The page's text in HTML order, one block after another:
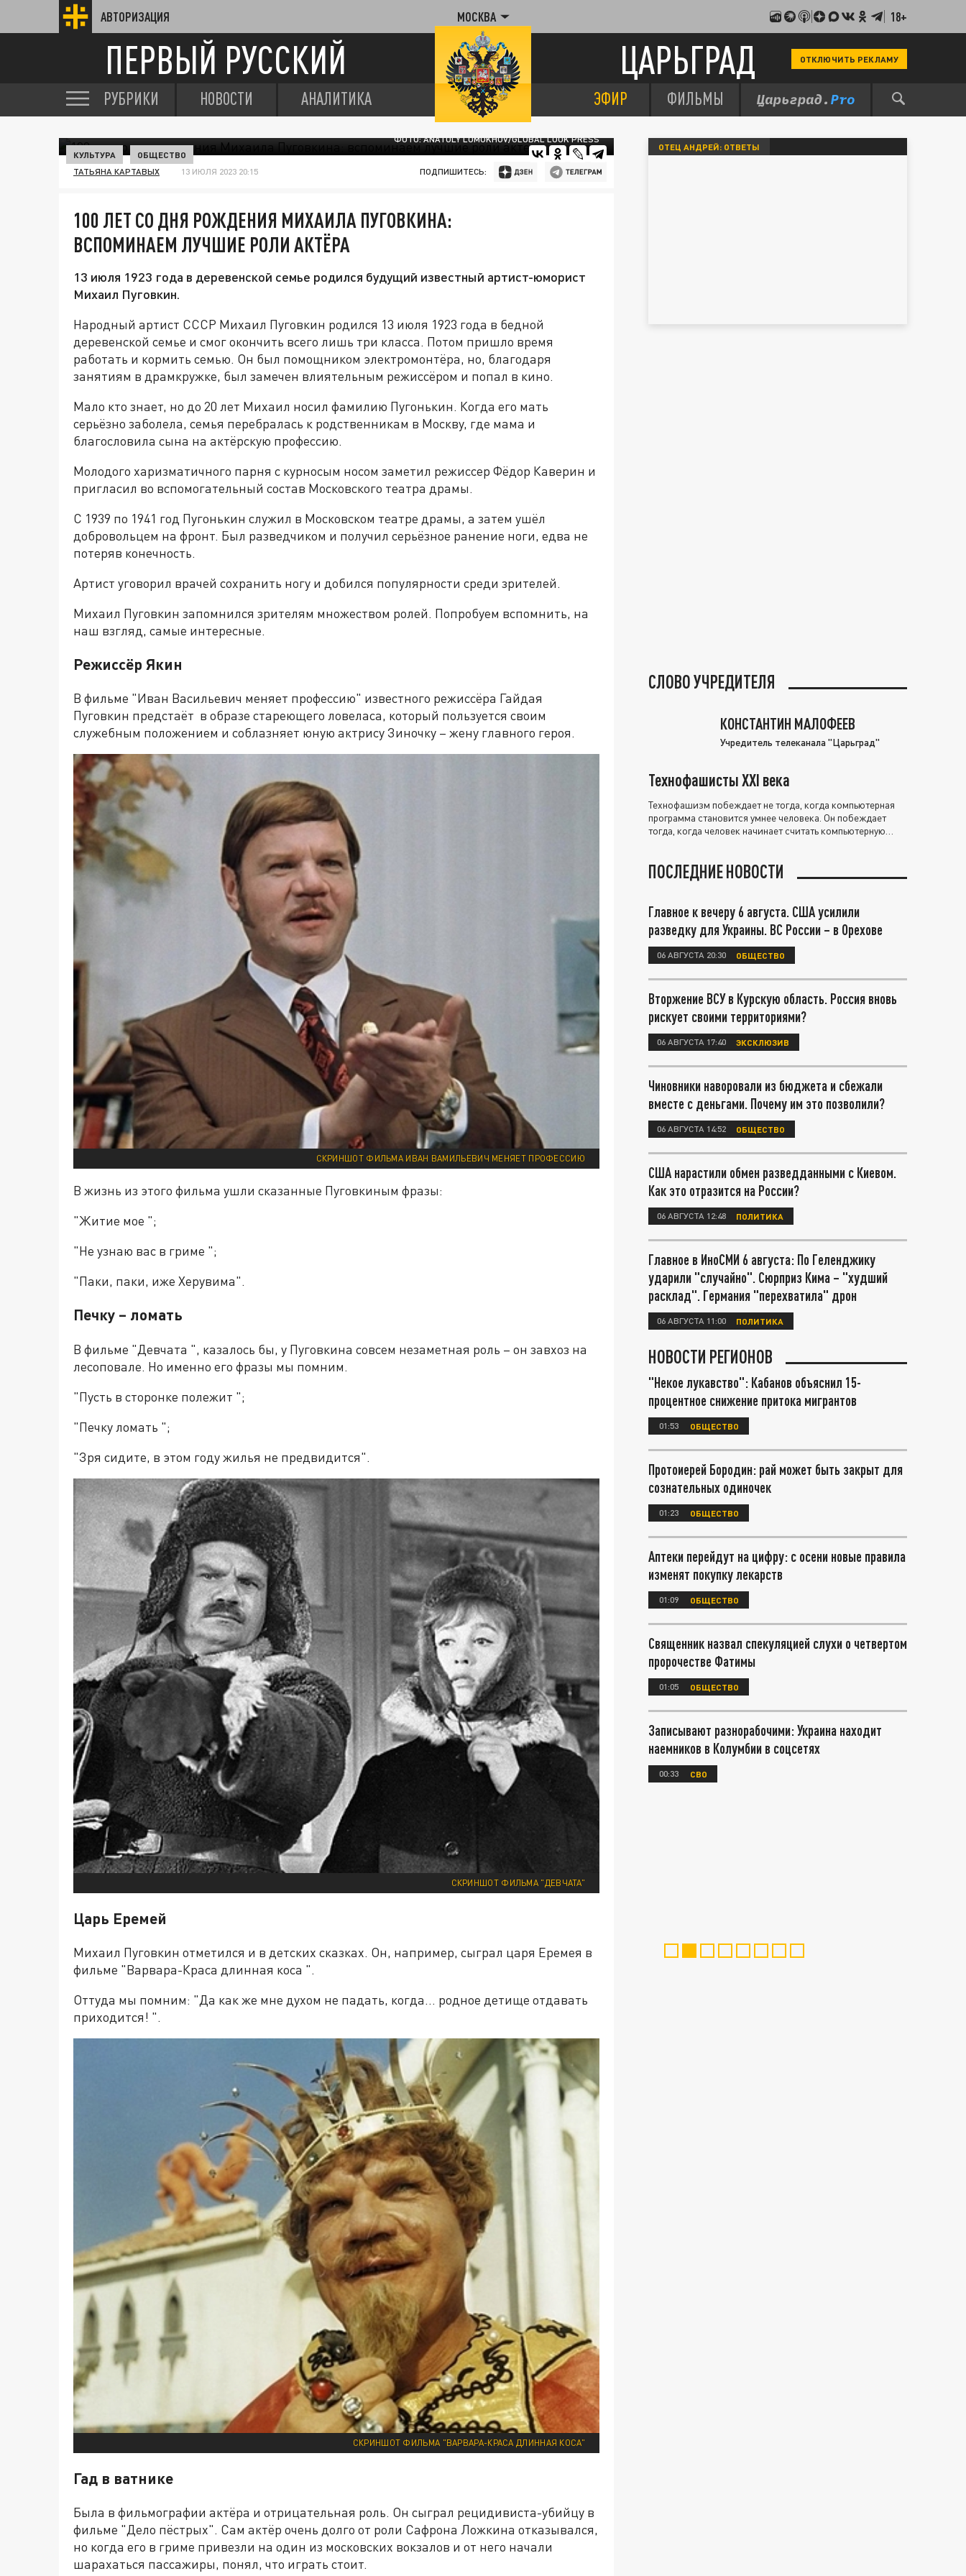
АВТОРИЗАЦИЯ МОСКВА 18+
ПЕРВЫЙ РУССКИЙ ЦАРЬГРАД ОТКЛЮЧИТЬ РЕКЛАМУ
РУБРИКИ НОВОСТИ АНАЛИТИКА ЭФИР ФИЛЬМЫ
ФОТО: ANATOLY LOMOKHOV/GLOBAL LOOK PRESS
КУЛЬТУРА ОБЩЕСТВО
ТАТЬЯНА КАРТАВЫХ 13 ИЮЛЯ 2023 20:15 ПОДПИШИТЕСЬ:
100 ЛЕТ СО ДНЯ РОЖДЕНИЯ МИХАИЛА ПУГОВКИНА:
ВСПОМИНАЕМ ЛУЧШИЕ РОЛИ АКТЁРА
13 июля 1923 года в деревенской семье родился будущий известный артист-юморист
Михаил Пуговкин.
Народный артист СССР Михаил Пуговкин родился 13 июля 1923 года в бедной
деревенской семье и смог окончить всего лишь три класса. Потом пришло время
работать и кормить семью. Он был помощником электромонтёра, но, благодаря
занятиям в драмкружке, был замечен влиятельным режиссёром и попал в кино.
Мало кто знает, но до 20 лет Михаил носил фамилию Пугонькин. Когда его мать
серьёзно заболела, семья перебралась к родственникам в Москву, где мама и
благословила сына на актёрскую профессию.
Молодого харизматичного парня с курносым носом заметил режиссер Фёдор Каверин и
пригласил во вспомогательный состав Московского театра драмы.
С 1939 по 1941 год Пугонькин служил в Московском театре драмы, а затем ушёл
добровольцем на фронт. Был разведчиком и получил серьёзное ранение ноги, едва не
потеряв конечность.
Артист уговорил врачей сохранить ногу и добился популярности среди зрителей.
Михаил Пуговкин запомнился зрителям множеством ролей. Попробуем вспомнить, на
наш взгляд, самые интересные.
Режиссёр Якин
В фильме "Иван Васильевич меняет профессию" известного режиссёра Гайдая
Пуговкин предстаёт в образе стареющего ловеласа, который пользуется своим
служебным положением и соблазняет юную актрису Зиночку – жену главного героя.
СКРИНШОТ ФИЛЬМА ИВАН ВАМИЛЬЕВИЧ МЕНЯЕТ ПРОФЕССИЮ
В жизнь из этого фильма ушли сказанные Пуговкиным фразы:
"Житие мое ";
"Не узнаю вас в гриме ";
"Паки, паки, иже Херувима".
Печку – ломать
В фильме "Девчата ", казалось бы, у Пуговкина совсем незаметная роль – он завхоз на
лесоповале. Но именно его фразы мы помним.
"Пусть в сторонке полежит ";
"Печку ломать ";
"Зря сидите, в этом году жилья не предвидится".
СКРИНШОТ ФИЛЬМА "ДЕВЧАТА"
Царь Еремей
Михаил Пуговкин отметился и в детских сказках. Он, например, сыграл царя Еремея в
фильме "Варвара-Краса длинная коса ".
Оттуда мы помним: "Да как же мне духом не падать, когда… родное детище отдавать
приходится! ".
СКРИНШОТ ФИЛЬМА "ВАРВАРА-КРАСА ДЛИННАЯ КОСА"
Гад в ватнике
Была в фильмографии актёра и отрицательная роль. Он сыграл рецидивиста-убийцу в
фильме "Дело пёстрых". Сам актёр очень долго от роли Сафрона Ложкина отказывался,
но когда его в гриме привезли на один из московских вокзалов и от него начали
шарахаться пассажиры, понял, что играть стоит.
ОТЕЦ АНДРЕЙ: ОТВЕТЫ
СЛОВО УЧРЕДИТЕЛЯ
КОНСТАНТИН МАЛОФЕЕВ
Учредитель телеканала "Царьград"
Технофашисты XXI века
Технофашизм побеждает не тогда, когда компьютерная
программа становится умнее человека. Он побеждает
тогда, когда человек начинает считать компьютерную
ПОСЛЕДНИЕ НОВОСТИ
Главное к вечеру 6 августа. США усилили
разведку для Украины. ВС России – в Орехове
06 АВГУСТА 20:30 ОБЩЕСТВО
Вторжение ВСУ в Курскую область. Россия вновь
рискует своими территориями?
06 АВГУСТА 17:40 ЭКСКЛЮЗИВ
Чиновники наворовали из бюджета и сбежали
вместе с деньгами. Почему им это позволили?
06 АВГУСТА 14:52 ОБЩЕСТВО
США нарастили обмен разведданными с Киевом.
Как это отразится на России?
06 АВГУСТА 12:48 ПОЛИТИКА
Главное в ИноСМИ 6 августа: По Геленджику
ударили "случайно". Сюрприз Кима – "худший
расклад". Германия "перехватила" дрон
06 АВГУСТА 11:00 ПОЛИТИКА
НОВОСТИ РЕГИОНОВ
"Некое лукавство": Кабанов объяснил 15-
процентное снижение притока мигрантов
01:53 ОБЩЕСТВО
Протоиерей Бородин: рай может быть закрыт для
сознательных одиночек
01:23 ОБЩЕСТВО
Аптеки перейдут на цифру: с осени новые правила
изменят покупку лекарств
01:09 ОБЩЕСТВО
Священник назвал спекуляцией слухи о четвертом
пророчестве Фатимы
01:05 ОБЩЕСТВО
Записывают разнорабочими: Украина находит
наемников в Колумбии в соцсетях
00:33 СВО